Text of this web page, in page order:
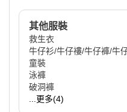
其他服裝
救生衣
牛仔衫/牛仔褸/牛仔褲/牛
童裝
泳褲
破洞褲
...更多(4)